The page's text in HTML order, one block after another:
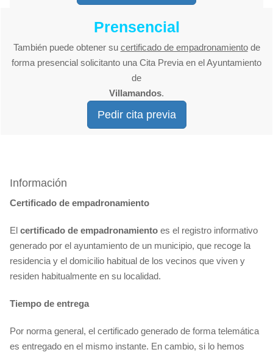
Prensencial
También puede obtener su certificado de empadronamientode
forma presencial solicitanto una Cita Previa en el Ayuntamiento
de
Villamandos.
Pedir cita previa
Información
Certificado de empadronamiento
El certificado de empadronamiento es el registro informativo
generado por el ayuntamiento de un municipio, que recoge la
residencia y el domicilio habitual de los vecinos que viven y
residen habitualmente en su localidad.
Tiempo de entrega
Por norma general, el certificado generado de forma telemática
es entregado en el mismo instante. En cambio, si lo hemos